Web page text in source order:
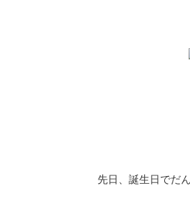
先日、誕生日でだ